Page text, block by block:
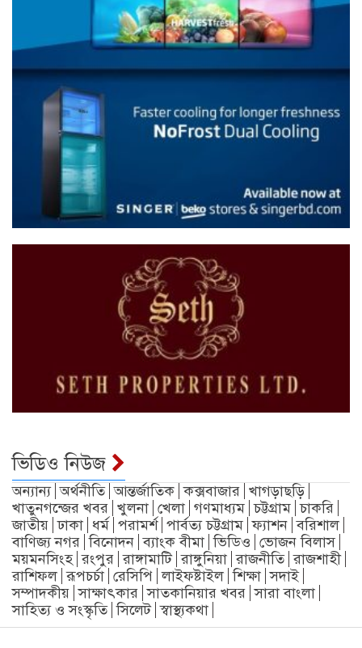
ভিডিও নিউজ
অন্যান্য অর্থনীতি আন্তর্জাতিক কক্সবাজার খাগড়াছড়ি
খাতুনগন্জের খবর খুলনা খেলা গণমাধ্যম চট্টগ্রাম চাকরি
জাতীয় ঢাকা ধর্ম পরামর্শ পার্বত্য চট্টগ্রাম ফ্যাশন বরিশাল
বাণিজ্য নগর বিনোদন ব্যাংক বীমা ভিডিও ভোজন বিলাস
ময়মনসিংহ রংপুর রাঙ্গামাটি রাঙ্গুনিয়া রাজনীতি রাজশাহী
রাশিফল রূপচর্চা রেসিপি লাইফষ্টাইল শিক্ষা সদাই
সম্পাদকীয় সাক্ষাৎকার সাতকানিয়ার খবর সারা বাংলা
সাহিত্য ও সংস্কৃতি সিলেট স্বাস্থ্যকথা